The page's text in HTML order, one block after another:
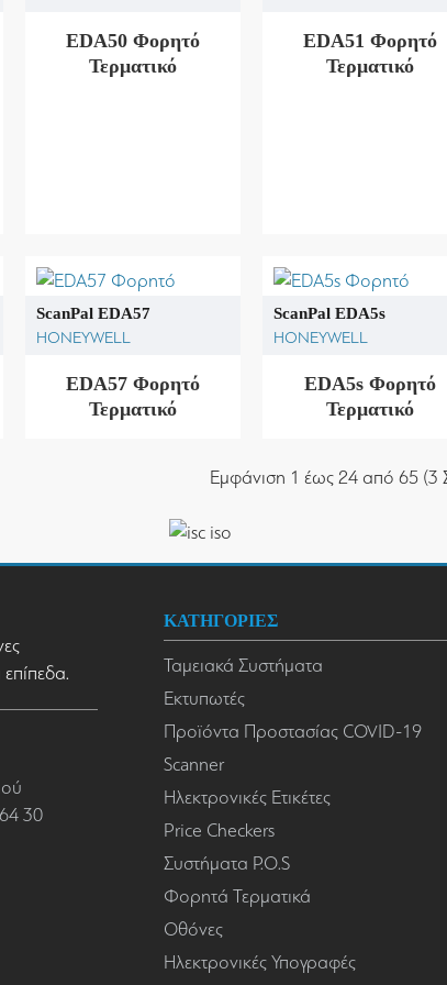
EDA50 Φορητό
Τερματικό
EDA51 Φορητό
Τερματικό
ScanPal EDA57
HONEYWELL
EDA57 Φορητό
Τερματικό
ScanPal EDA5s
HONEYWELL
EDA5s Φορητό
Τερματικό
Εμφάνιση 1 έως 24 από 65 (3
30
ΚΑΤΗΓΟΡΙΕΣ
Ταμειακά Συστήματα
Εκτυπωτές
Προϊόντα Προστασίας COVID-19
Scanner
Ηλεκτρονικές Ετικέτες
Price Checkers
Συστήματα P.O.S
Φορητά Τερματικά
Οθόνες
Ηλεκτρονικές Υπογραφές